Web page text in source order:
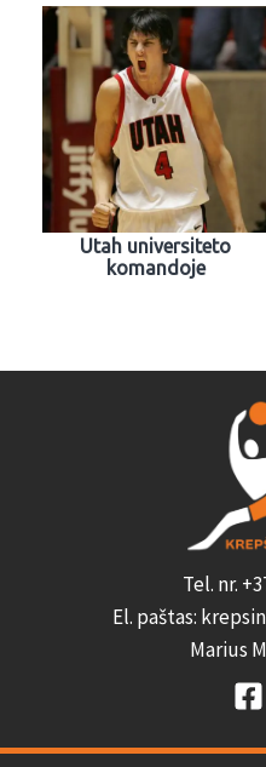
Utah universiteto
komandoje
Tel. nr.
El. paštas:
Marius